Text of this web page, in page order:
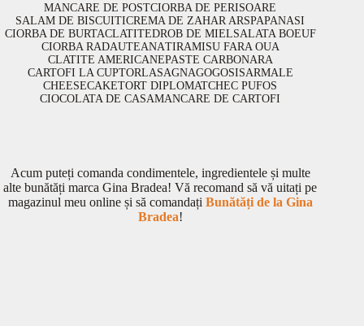
MANCARE DE POSTCIORBA DE PERISOARE
SALAM DE BISCUITICREMA DE ZAHAR ARSPAPANASI
CIORBA DE BURTACLATITEDROB DE MIELSALATA BOEUF
CIORBA RADAUTEANATIRAMISU FARA OUA
CLATITE AMERICANEPASTE CARBONARA
CARTOFI LA CUPTORLASAGNAGOGOSISARMALE
CHEESECAKETORT DIPLOMATCHEC PUFOS
CIOCOLATA DE CASAMANCARE DE CARTOFI
Acum puteți comanda condimentele, ingredientele și multe
alte bunătăți marca Gina Bradea! Vă recomand să vă uitați pe
magazinul meu online și să comandați Bunătăți de la Gina
Bradea!